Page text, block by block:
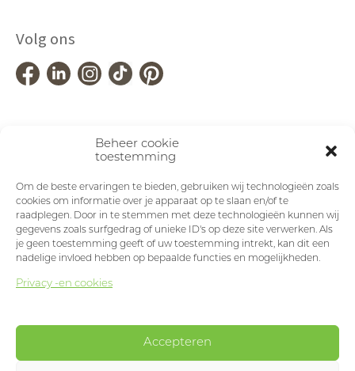
Beheer cookie
toestemming
Om de beste ervaringen te bieden, gebruiken wij technologieën zoals
cookies om informatie over je apparaat op te slaan en/of te
raadplegen. Door in te stemmen met deze technologieën kunnen wij
gegevens zoals surfgedrag of unieke ID's op deze site verwerken. Als
je geen toestemming geeft of uw toestemming intrekt, kan dit een
nadelige invloed hebben op bepaalde functies en mogelijkheden.
Privacy -en cookies
Accepteren
Volg ons